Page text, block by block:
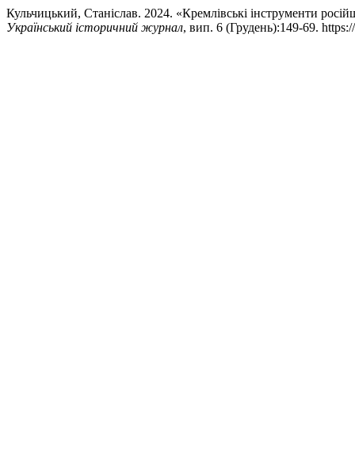
Кульчицький, Станіслав. 2024. «Кремлівські інструменти
Український історичний журнал, вип. 6 (Грудень):149-69.